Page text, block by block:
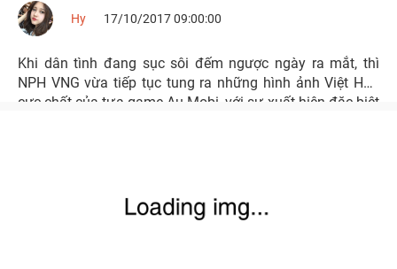
Hy 17/10/2017 09:00:00
Khi dân tình đang sục sôi đếm ngược ngày ra mắt, thì
NPH VNG vừa tiếp tục tung ra những hình ảnh Việt Hóa
cực chất của tựa game Au Mobi, với sự xuất hiện đặc biệt